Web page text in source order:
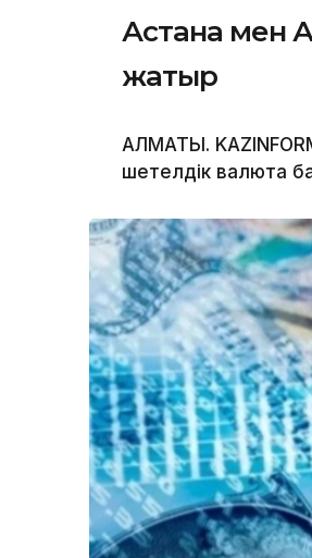
Астана мен
жатыр
АЛМАТЫ.
шетелдік валюта